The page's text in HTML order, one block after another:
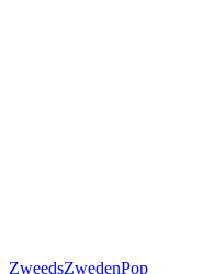
ZweedsZwedenPop